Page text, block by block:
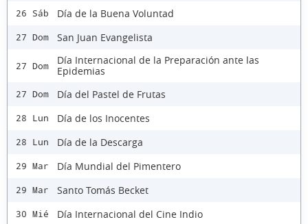
26 Sáb Día de la Buena Voluntad
27 Dom San Juan Evangelista
27 Dom
Día Internacional de la Preparación ante las
Epidemias
27 Dom Día del Pastel de Frutas
28 Lun Día de los Inocentes
28 Lun Día de la Descarga
29 Mar Día Mundial del Pimentero
29 Mar Santo Tomás Becket
30 Mié Día Internacional del Cine Indio